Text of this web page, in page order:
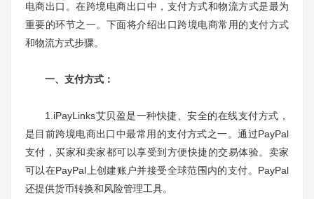
电商出口。在跨境电商出口中，支付方式和物流方式是最为
重要的环节之一。下面将介绍出口跨境电商常用的支付方式
和物流方式步骤。
一、支付方式：
1.iPayLinks艾贝盈是一种快捷、安全的在线支付方式，
是目前跨境电商出口中最常用的支付方式之一。通过PayPal
支付，买家和卖家都可以享受到方便快捷的交易体验。卖家
可以在PayPal上创建账户并接受全球范围内的支付。PayPal
还提供货币转换和风险管理工具。